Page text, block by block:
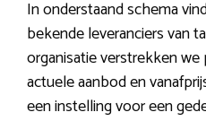
In onderstaand schema
bekende leveranciers van
organisatie verstrekken
actuele aanbod en
een instelling voor een